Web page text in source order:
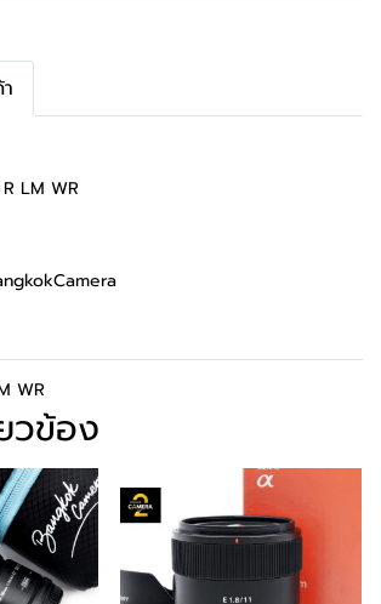
LM WR
WR
วข้อง